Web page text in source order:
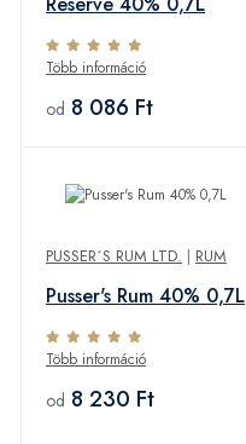
Több információ
od 8 086 Ft
PUSSER´S RUM LTD. | RUM
Pusser's Rum 40% 0,7L
Több információ
od 8 230 Ft